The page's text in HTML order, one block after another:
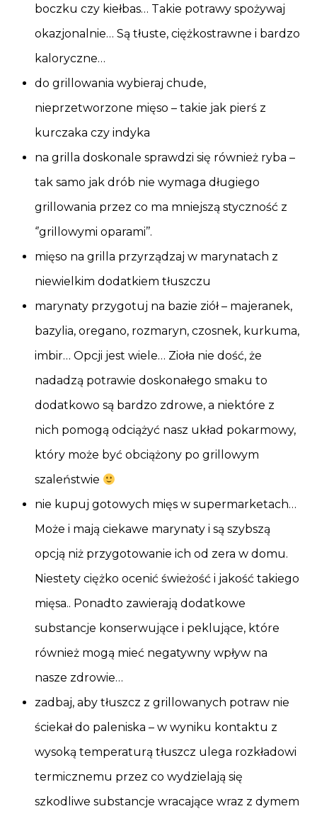
boczku czy kiełbas… Takie potrawy spożywaj
okazjonalnie… Są tłuste, ciężkostrawne i bardzo
kaloryczne…
do grillowania wybieraj chude,
nieprzetworzone mięso – takie jak pierś z
kurczaka czy indyka
na grilla doskonale sprawdzi się również ryba –
tak samo jak drób nie wymaga długiego
grillowania przez co ma mniejszą styczność z
‘’grillowymi oparami’’.
mięso na grilla przyrządzaj w marynatach z
niewielkim dodatkiem tłuszczu
marynaty przygotuj na bazie ziół – majeranek,
bazylia, oregano, rozmaryn, czosnek, kurkuma,
imbir… Opcji jest wiele… Zioła nie dość, że
nadadzą potrawie doskonałego smaku to
dodatkowo są bardzo zdrowe, a niektóre z
nich pomogą odciążyć nasz układ pokarmowy,
który może być obciążony po grillowym
szaleństwie
nie kupuj gotowych mięs w supermarketach…
Może i mają ciekawe marynaty i są szybszą
opcją niż przygotowanie ich od zera w domu.
Niestety ciężko ocenić świeżość i jakość takiego
mięsa.. Ponadto zawierają dodatkowe
substancje konserwujące i peklujące, które
również mogą mieć negatywny wpływ na
nasze zdrowie…
zadbaj, aby tłuszcz z grillowanych potraw nie
ściekał do paleniska – w wyniku kontaktu z
wysoką temperaturą tłuszcz ulega rozkładowi
termicznemu przez co wydzielają się
szkodliwe substancje wracające wraz z dymem